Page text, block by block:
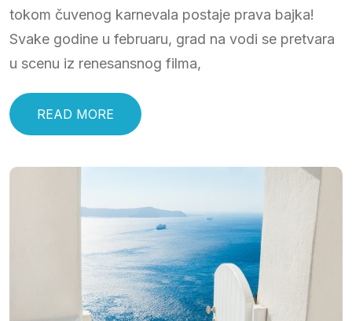
tokom čuvenog karnevala postaje prava bajka!
Svake godine u februaru, grad na vodi se pretvara
u scenu iz renesansnog filma,
READ MORE